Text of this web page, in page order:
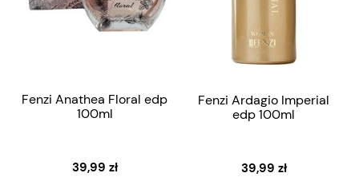
Fenzi Anathea Floral edp
100ml
39,99 zł
Fenzi Ardagio Imperial
edp 100ml
39,99 zł